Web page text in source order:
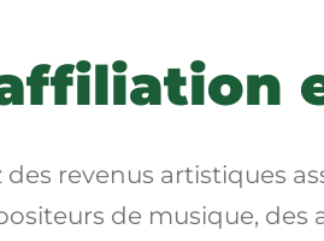
revenus artistiques
de musique,